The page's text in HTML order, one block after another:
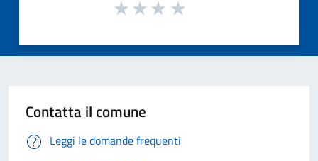
Contatta il comune
Leggi le domande frequenti